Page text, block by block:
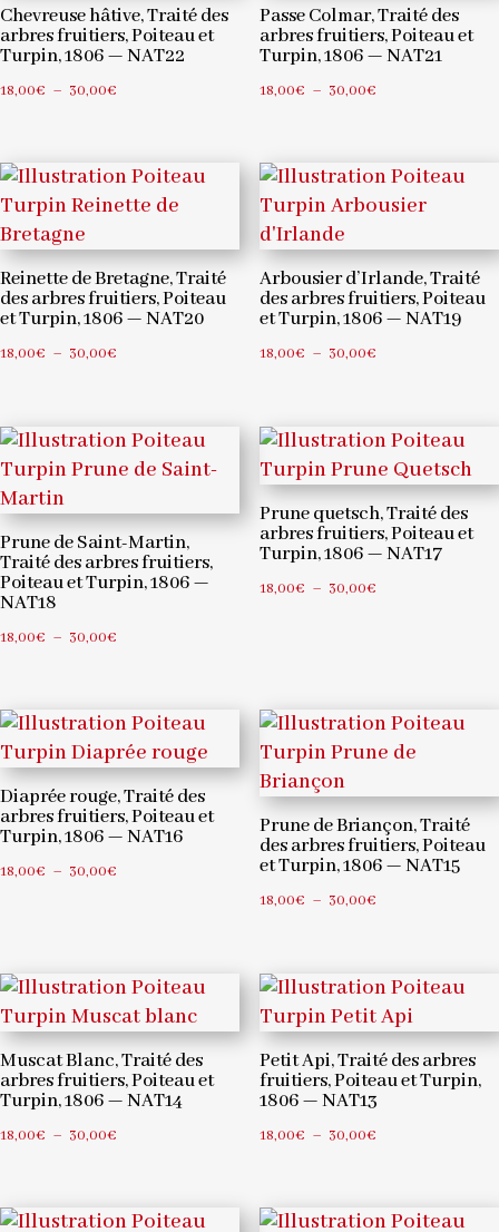
Chevreuse hâtive, Traité des
arbres fruitiers, Poiteau et
Turpin, 1806 — NAT22
18,00€ – 30,00€
18,00€
à
Passe Colmar, Traité des
arbres fruitiers, Poiteau et
Turpin, 1806 — NAT21
18,00€ – 30,00€Plage
18,00€
à
Reinette de Bretagne, Traité
des arbres fruitiers, Poiteau
et Turpin, 1806 — NAT20
18,00€ – 30,00€
18,00€
à
Arbousier d’Irlande, Traité
des arbres fruitiers, Poiteau
et Turpin, 1806 — NAT19
18,00€ – 30,00€Plage
18,00€
à
30,00€
Prune de Saint-Martin,
Traité des arbres fruitiers,
Poiteau et Turpin, 1806 —
NAT18
18,00€ – 30,00€
18,00€
à
30,00€
Prune quetsch, Traité des
arbres fruitiers, Poiteau et
Turpin, 1806 — NAT17
18,00€ – 30,00€Plage
30,00€
Diaprée rouge, Traité des
arbres fruitiers, Poiteau et
Turpin, 1806 — NAT16
18,00€ – 30,00€
à
30,00€
Prune de Briançon, Traité
des arbres fruitiers, Poiteau
et Turpin, 1806 — NAT15
18,00€ – 30,00€Plage
18,00€
à
30,00€
Muscat Blanc, Traité des
arbres fruitiers, Poiteau et
Turpin, 1806 — NAT14
18,00€ – 30,00€
18,00€
Petit Api, Traité des arbres
fruitiers, Poiteau et Turpin,
1806 — NAT13
18,00€ – 30,00€Plage
18,00€